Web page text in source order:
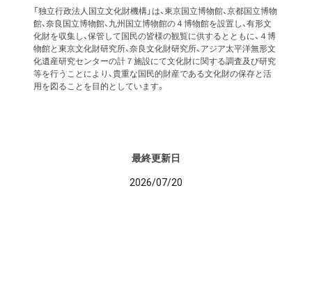
「独立行政法人国立文化財機構」は、東京国立博物館、京都国立博物
館、奈良国立博物館、九州国立博物館の４博物館を設置し、有形文
化財を収集し、保管して国民の皆様の観覧に供するとともに、４博
物館と東京文化財研究所、奈良文化財研究所、アジア太平洋無形文
化遺産研究センターの計７施設にて文化財に関する調査及び研究
等を行うことにより、貴重な国民的財産である文化財の保存と活
用を図ることを目的としています。
最終更新日
2026/07/20